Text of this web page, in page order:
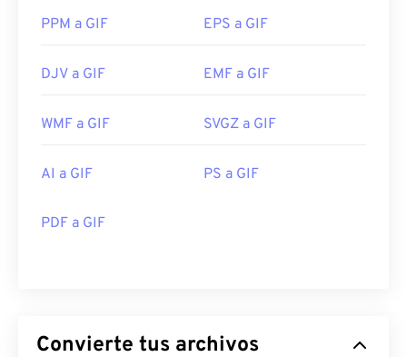
PPM a GIF EPS a GIF
DJV a GIF EMF a GIF
WMF a GIF SVGZ a GIF
AI a GIF PS a GIF
PDF a GIF
Convierte tus archivos